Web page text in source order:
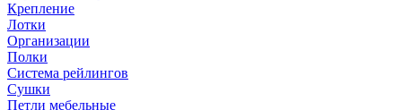
Крепление
Лотки
Организации
Полки
Система рейлингов
Сушки
Петли мебельные